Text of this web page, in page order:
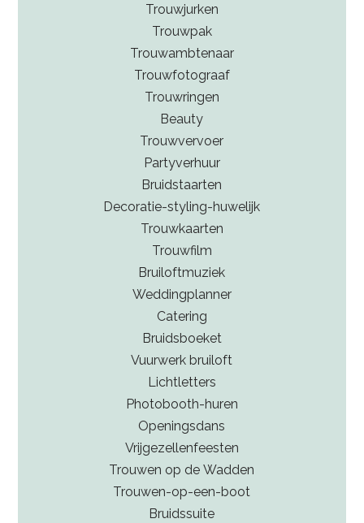
decoraties is wel beperkt. Tulpen bloeien van eind
maart tot eind mei of uiterlijk begin juni.
Trouwjurken
Trouwpak
Trouwambtenaar
Trouwfotograaf
Trouwringen
Beauty
Trouwvervoer
Partyverhuur
Bruidstaarten
Decoratie-styling-huwelijk
Trouwkaarten
Trouwfilm
Bruiloftmuziek
Weddingplanner
Catering
Bruidsboeket
Vuurwerk bruiloft
Lichtletters
Photobooth-huren
Openingsdans
Vrijgezellenfeesten
Trouwen op de Wadden
Trouwen-op-een-boot
Bruidssuite